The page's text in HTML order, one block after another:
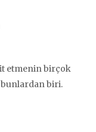
etmenin birçok
biri.